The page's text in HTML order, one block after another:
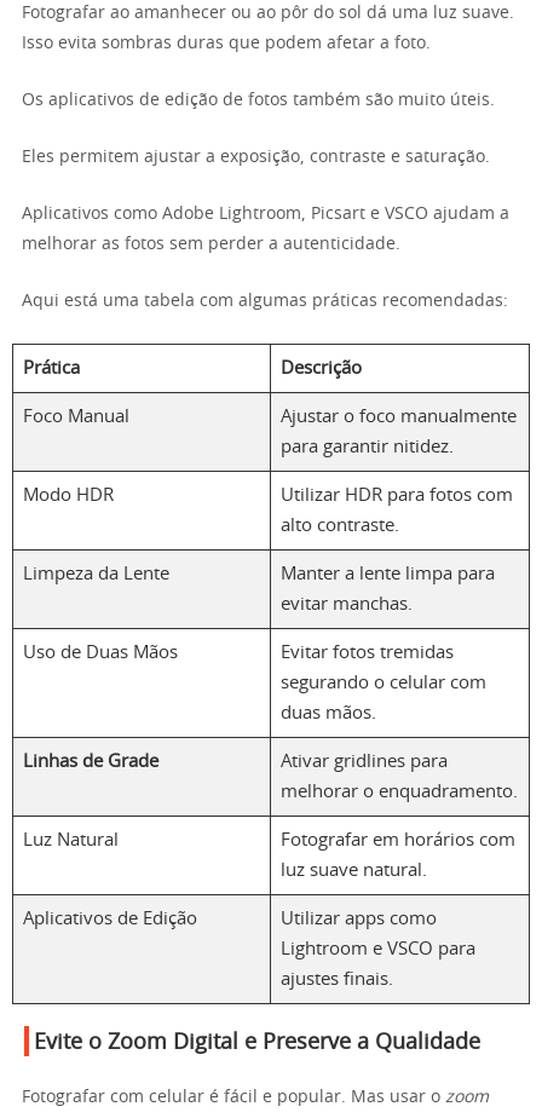
Fotografar ao amanhecer ou ao pôr do sol dá uma luz suave.
Isso evita sombras duras que podem afetar a foto.
Os aplicativos de edição de fotos também são muito úteis.
Eles permitem ajustar a exposição, contraste e saturação.
Aplicativos como Adobe Lightroom, Picsart e VSCO ajudam a
melhorar as fotos sem perder a autenticidade.
Aqui está uma tabela com algumas práticas recomendadas:
Prática Descrição
Foco Manual
Ajustar o foco manualmente
para garantir nitidez.
Modo HDR
Utilizar HDR para fotos com
alto contraste.
Limpeza da Lente
Manter a lente limpa para
evitar manchas.
Uso de Duas Mãos
Evitar fotos tremidas
segurando o celular com
duas mãos.
Linhas de Grade
Ativar gridlines para
melhorar o enquadramento.
Luz Natural
Fotografar em horários com
luz suave natural.
Aplicativos de Edição
Utilizar apps como
Lightroom e VSCO para
ajustes finais.
Evite o Zoom Digital e Preserve a Qualidade
Fotografar com celular é fácil e popular. Mas usar o zoom